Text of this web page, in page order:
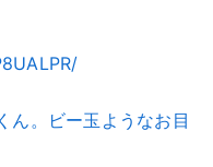
ん。ビー玉ようなお目